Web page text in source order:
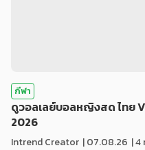
กีฬา
ดูวอลเลย์บอลหญิงสด ไทย
2026
Intrend Creator |07.08.26 | 4